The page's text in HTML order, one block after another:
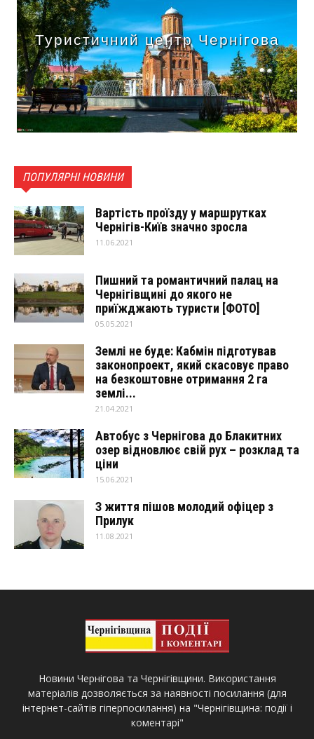
Туристичний центр Чернігова
ПОПУЛЯРНІ НОВИНИ
Вартість проїзду у маршрутках
Чернігів-Київ значно зросла
11.06.2021
Пишний та романтичний палац на
Чернігівщині до якого не
приїжджають туристи [ФОТО]
05.05.2021
Землі не буде: Кабмін підготував
законопроект, який скасовує право
на безкоштовне отримання 2 га
землі...
21.04.2021
Автобус з Чернігова до Блакитних
озер відновлює свій рух – розклад та
ціни
15.06.2021
З життя пішов молодий офіцер з
Прилук
11.08.2021
Новини Чернігова та Чернігівщини. Використання
матеріалів дозволяється за наявності посилання (для
інтернет-сайтів гіперпосилання) на "Чернігівщина: події і
коментарі"